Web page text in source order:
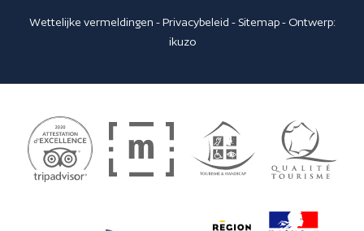
Wettelijke vermeldingen -Privacybeleid - Sitemap- Ontwerp:
ikuzo